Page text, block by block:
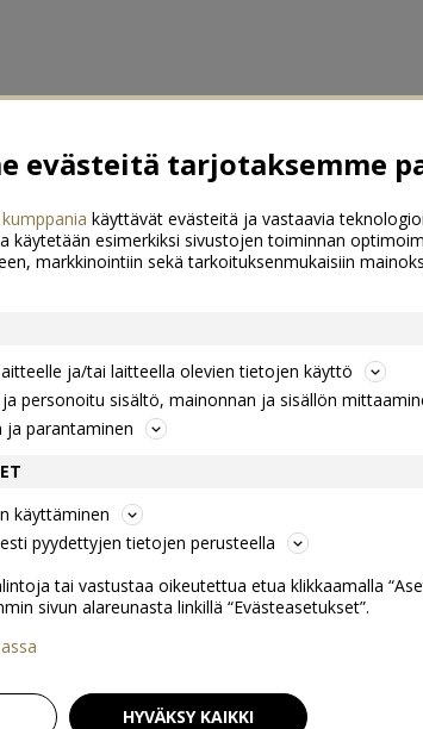
evästeitä tarjotaksemme
käyttävät evästeitä ja vastaavia
käytetään esimerkiksi sivustojen toiminnan
markkinointiin sekä tarkoituksenmukaisiin
ja/tai laitteella olevien tietojen käyttö
personoitu sisältö, mainonnan ja sisällön
ja parantaminen
käyttäminen
pyydettyjen tietojen perusteella
tai vastustaa oikeutettua etua klikkaamalla
sivun alareunasta linkillä “Evästeasetukset”.
HYVÄKSY KAIKKI